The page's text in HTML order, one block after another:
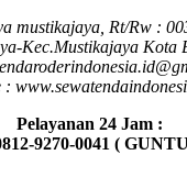
mustikajaya, Rt/Rw :
Kec.Mustikajaya Kota
:
Pelayanan 24 Jam :
9270-0041 (